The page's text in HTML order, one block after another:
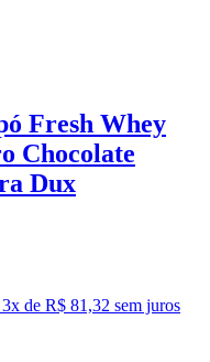
Fresh Whey
Chocolate
Dux
3x de R$ 81,32 sem juros